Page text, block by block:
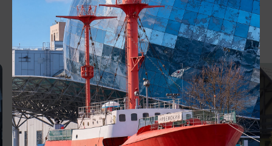
ВОЗМОЖНО ВАС ЗАИНТЕРЕСУЕТ